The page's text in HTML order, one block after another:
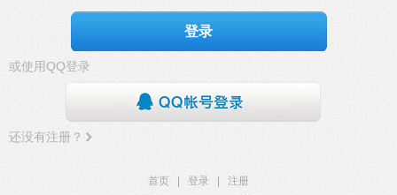
登录
或使用QQ登录
还没有注册？
首页 登录
注册